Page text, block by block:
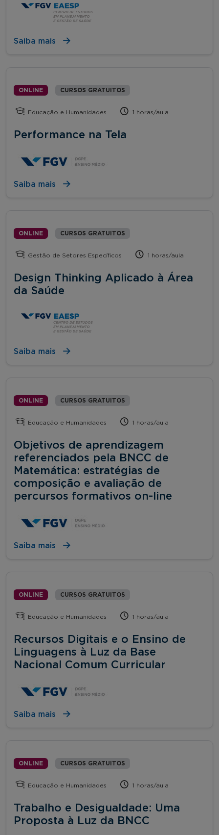
Saiba mais
ONLINE CURSOS GRATUITOS
Educação e Humanidades 1 horas/aula
Performance na Tela
Saiba mais
ONLINE CURSOS GRATUITOS
Gestão de Setores Específicos 1 horas/aula
Design Thinking Aplicado à Área
da Saúde
Saiba mais
ONLINE CURSOS GRATUITOS
Educação e Humanidades 1 horas/aula
Objetivos de aprendizagem
referenciados pela BNCC de
Matemática: estratégias de
composição e avaliação de
percursos formativos on-line
Saiba mais
ONLINE CURSOS GRATUITOS
Educação e Humanidades 1 horas/aula
Recursos Digitais e o Ensino de
Linguagens à Luz da Base
Nacional Comum Curricular
Saiba mais
ONLINE CURSOS GRATUITOS
Educação e Humanidades 1 horas/aula
Trabalho e Desigualdade: Uma
Proposta à Luz da BNCC